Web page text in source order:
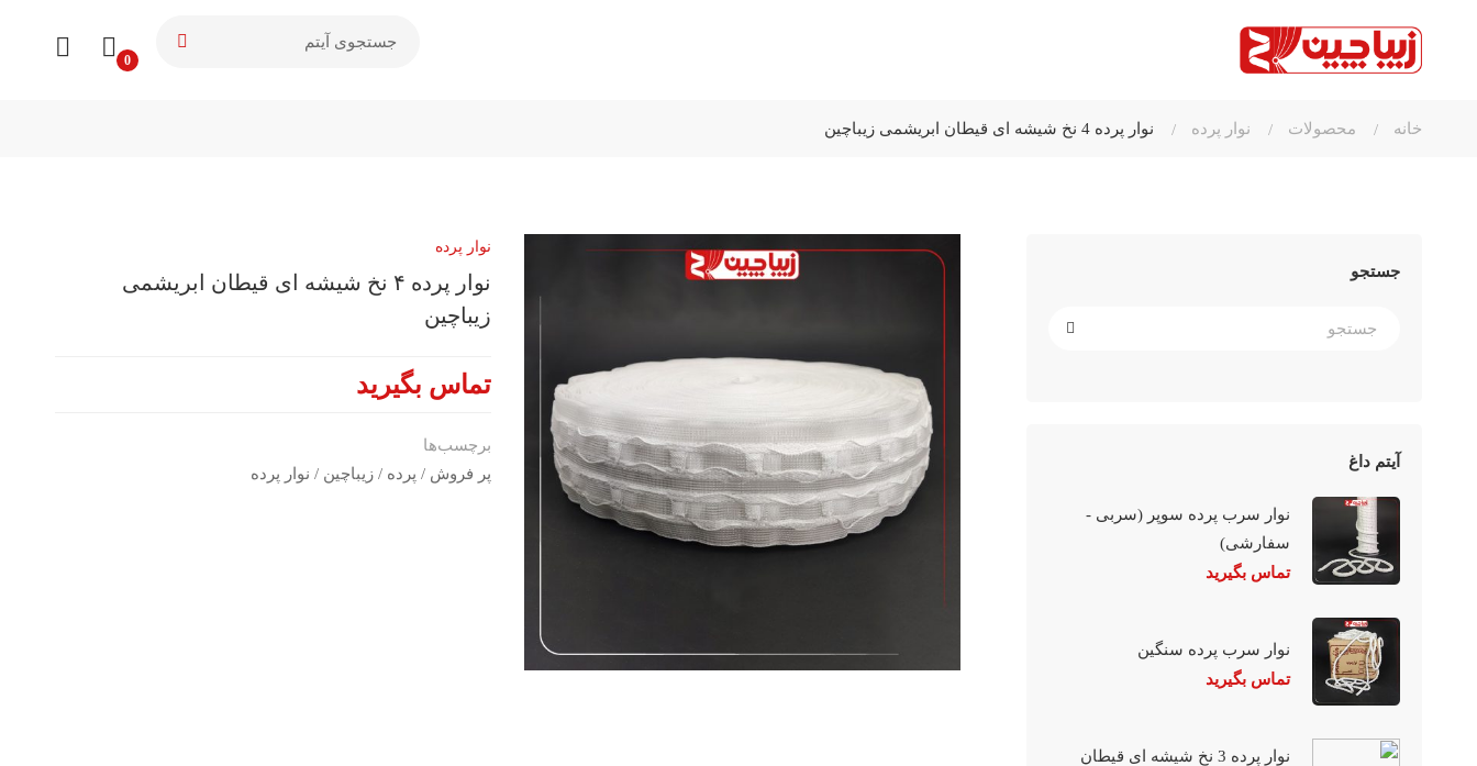
خانه محصولات نوار پرده نوار پرده 4 نخ شیشه ای قیطان ابریشمی زیباچین
جستجو
آیتم داغ
نوار سرب پرده سوپر (سربی -
سفارشی)
تماس بگیرید
نوار سرب پرده سنگین
تماس بگیرید
نوار پرده 3 نخ شیشه ای قیطان
نوار پرده
نوار پرده ۴ نخ شیشه ای قیطان ابریشمی
زیباچین
تماس بگیرید
برچسب‌ها
پر فروش / پرده /زیباچین / نوار پرده